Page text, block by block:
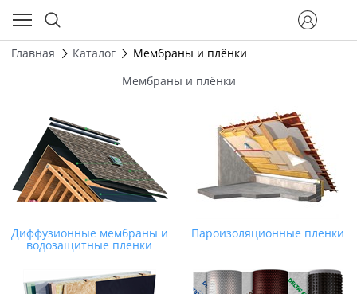
Главная Каталог
Мембраны и плёнки
Мембраны и плёнки
Диффузионные мембраны и
водозащитные пленки
Пароизоляционные пленки